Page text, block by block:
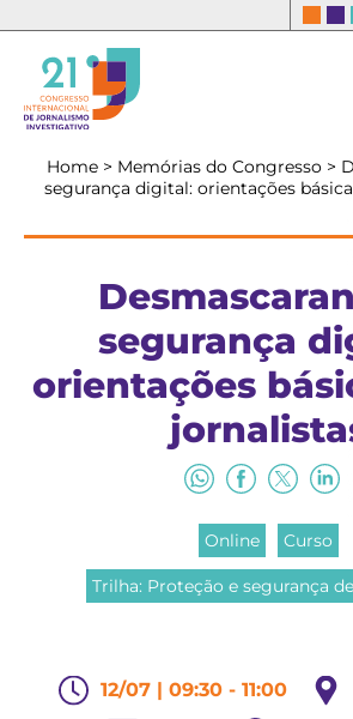
Home > Memórias do Congresso >
segurança digital: orientações
segurança
orientações
Online Curso
Trilha: Proteção e segurança
12/07 | 09:30 - 11:00